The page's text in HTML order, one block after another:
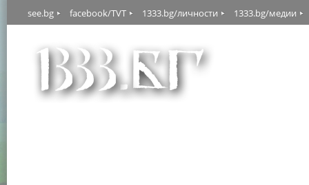
see.bg facebook/TVT 1333.bg/личности 1333.bg/медии